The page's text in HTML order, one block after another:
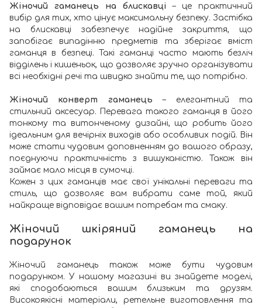
Жіночий гаманець на блискавці – це практичний
вибір для тих, хто цінує максимальну безпеку. Застібка
на блискавці забезпечує надійне закриття, що
запобігає випадінню предметів та зберігає вміст
гаманця в безпеці. Такі гаманці часто мають безліч
відділень і кишеньок, що дозволяє зручно організувати
всі необхідні речі та швидко знайти те, що потрібно.
Жіночий конверт гаманець – елегантний та
стильний аксесуар. Перевага такого гаманця в його
тонкому та витонченому дизайні, що робить його
ідеальним для вечірніх виходів або особливих подій. Він
може стати чудовим доповненням до вашого образу,
поєднуючи практичність з вишуканістю. Також він
займає мало місця в сумочці.
Кожен з цих гаманців має свої унікальні переваги та
стиль, що дозволяє вам вибрати саме той, який
найкраще відповідає вашим потребам та смаку.
Жіночий шкіряний гаманець на
подарунок
Жіночий гаманець також може бути чудовим
подарунком. У нашому магазині ви знайдете моделі,
які сподобаються вашим близьким та друзям.
Високоякісні матеріали, ретельне виготовлення та